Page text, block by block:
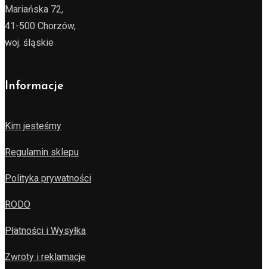
Mariańska 72,
41-500 Chorzów,
woj. śląskie
Informacje
Kim jesteśmy
Regulamin sklepu
Polityka prywatności
RODO
Płatności i Wysyłka
Zwroty i reklamacje